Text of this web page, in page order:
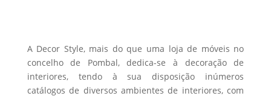
the
product
page
A Decor Style, mais do que uma loja de móveis no
concelho de Pombal, dedica-se à decoração de
interiores, tendo à sua disposição inúmeros
catálogos de diversos ambientes de interiores, com